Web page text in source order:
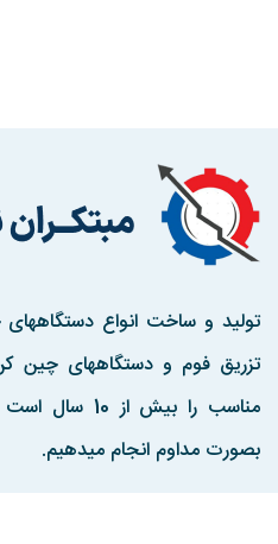
تولید و ساخت انواع
تزریق فوم و دستگاههای چین
مناسب را
بصورت مداوم انجام میدهیم.